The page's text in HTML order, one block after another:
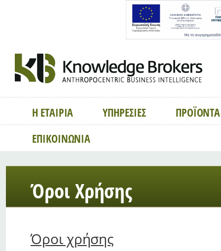
Η ΕΤΑΙΡΙΑ ΥΠΗΡΕΣΙΕΣ
ΠΡΟΪΟΝΤΑ
ΕΠΙΚΟΙΝΩΝΙΑ
Όροι Χρήσης
Όροι χρήσης